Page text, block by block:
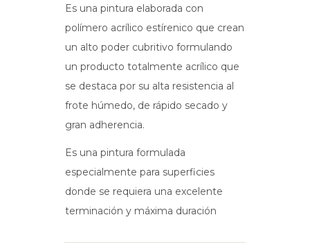
Es una pintura elaborada con
polímero acrílico estírenico que crean
un alto poder cubritivo formulando
un producto totalmente acrílico que
se destaca por su alta resistencia al
frote húmedo, de rápido secado y
gran adherencia.
Es una pintura formulada
especialmente para superficies
donde se requiera una excelente
terminación y máxima duración